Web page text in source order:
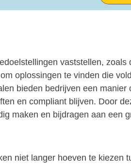
vaststellen,
oplossingen te vinden die
bieden bedrijven een
en compliant blijven. Door
maken en bijdragen aan een
niet langer hoeven te kiezen